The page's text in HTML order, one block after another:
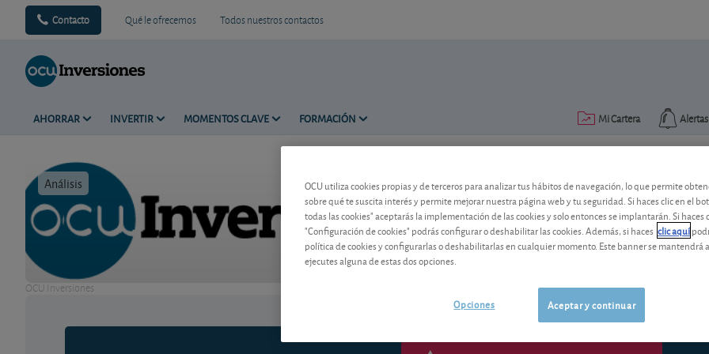
Contacto Qué le ofrecemos Todos nuestros contactos
AHORRAR INVERTIR MOMENTOS CLAVE FORMACIÓN Alertas
Mi Cartera
Análisis Tiempo de lectura: 2 min.
OCU Inversiones
Ibercaja Utilities: ¿más
Como "premio" a su mala evolución,
OCU utiliza cookies propias y de terceros para analizar tus hábitos de navegación, lo que permite
sobre qué te suscita interés y permite mejorar nuestra página web y tu seguridad. Si haces clic en el
todas las cookies" aceptarás la implementación de las cookies y solo entonces se implantarán. Si haces
"Configuración de cookies" podrás configurar o deshabilitar las cookies. Además, si haces clic aquí
política de cookies y configurarlas o deshabilitarlas en cualquier momento. Este banner se mantendrá
ejecutes alguna de estas dos opciones.
Aceptar y continuar
Opciones